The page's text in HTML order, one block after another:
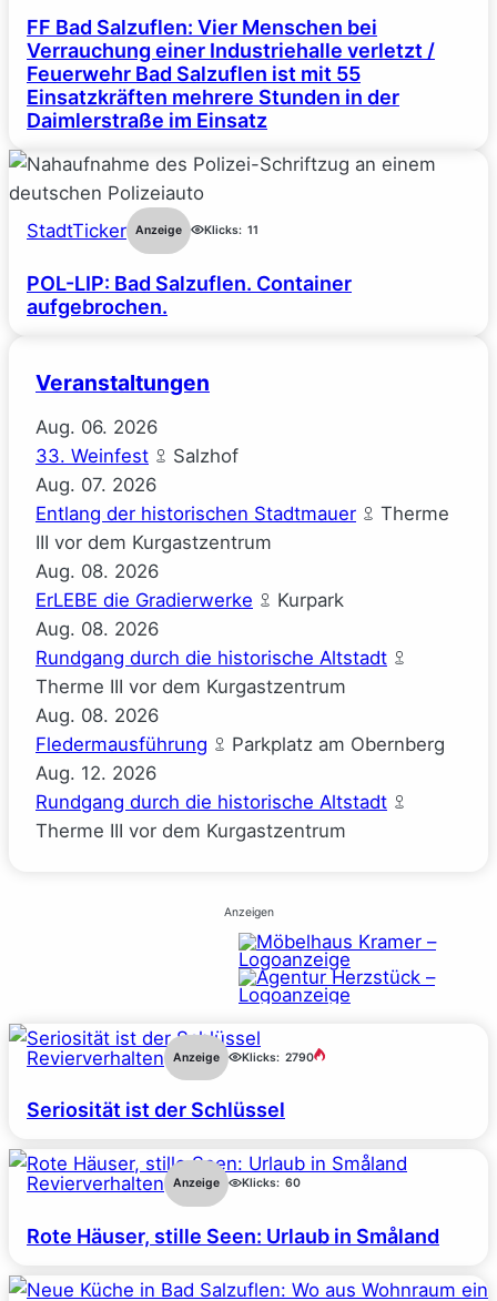
FF Bad Salzuflen: Vier Menschen bei
Verrauchung einer Industriehalle verletzt /
Feuerwehr Bad Salzuflen ist mit 55
Einsatzkräften mehrere Stunden in der
Daimlerstraße im Einsatz
StadtTicker Anzeige Klicks: 11
POL-LIP: Bad Salzuflen. Container
aufgebrochen.
Veranstaltungen
Aug. 06. 2026
33. Weinfest
Salzhof
Aug. 07. 2026
Entlang der historischen Stadtmauer
Therme
III vor dem Kurgastzentrum
Aug. 08. 2026
ErLEBE die Gradierwerke
Kurpark
Aug. 08. 2026
Rundgang durch die historische Altstadt
Therme III vor dem Kurgastzentrum
Aug. 08. 2026
Fledermausführung
Parkplatz am Obernberg
Aug. 12. 2026
Rundgang durch die historische Altstadt
Therme III vor dem Kurgastzentrum
Anzeigen
Revierverhalten Anzeige Klicks: 2790
Seriosität ist der Schlüssel
Revierverhalten Anzeige Klicks: 60
Rote Häuser, stille Seen: Urlaub in Småland